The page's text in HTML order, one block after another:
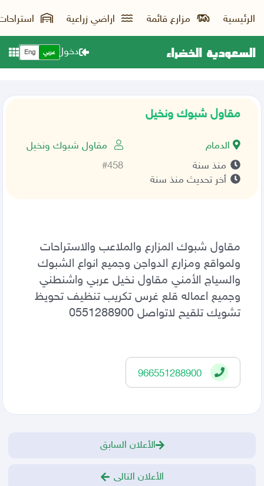
الرئيسية مزارع قائمة اراضي زراعية
السعودية الخضراء دخول عربي Eng
مقاول شبوك ونخيل
الدمام
منذ سنة
أخر تحديث منذ سنة
مقاول شبوك ونخيل
#458
مقاول شبوك المزارع والملاعب والاستراحات
ولمواقع ومزارع الدواجن وجميع انواع الشبوك
والسياج الأمني مقاول نخيل عربي واشنطني
وجميع اعماله قلع غرس تكريب تنظيف تحويظ
تشويك تلقيح لاتواصل 0551288900
الأعلان السابق
الأعلان التالى